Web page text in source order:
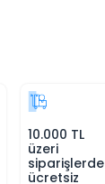
10.000 TL
üzeri
siparişlerde
ücretsiz